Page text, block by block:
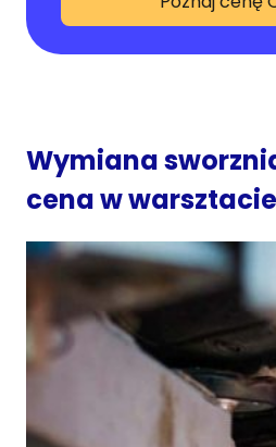
Wymiana
cena w warsztacie